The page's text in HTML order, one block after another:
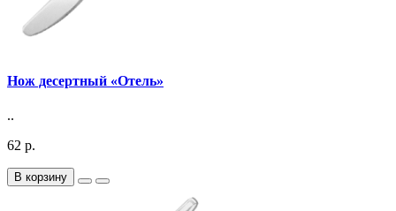
Нож десертный «Отель»
..
62 р.
В корзину